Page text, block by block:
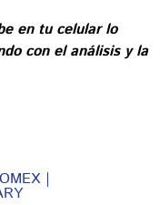
en tu celular lo
con el análisis y la